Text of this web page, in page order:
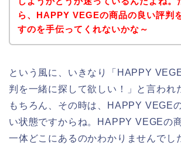
ら、HAPPY VEGEの商品の良い評判
すのを手伝ってくれないかな～
という風に、いきなり「HAPPY
判を一緒に探して欲しい！」と言われ
もちろん、その時は、HAPPY VEGE
い状態ですからね。HAPPY VEGEの
一体どこにあるのかわかりませんでし